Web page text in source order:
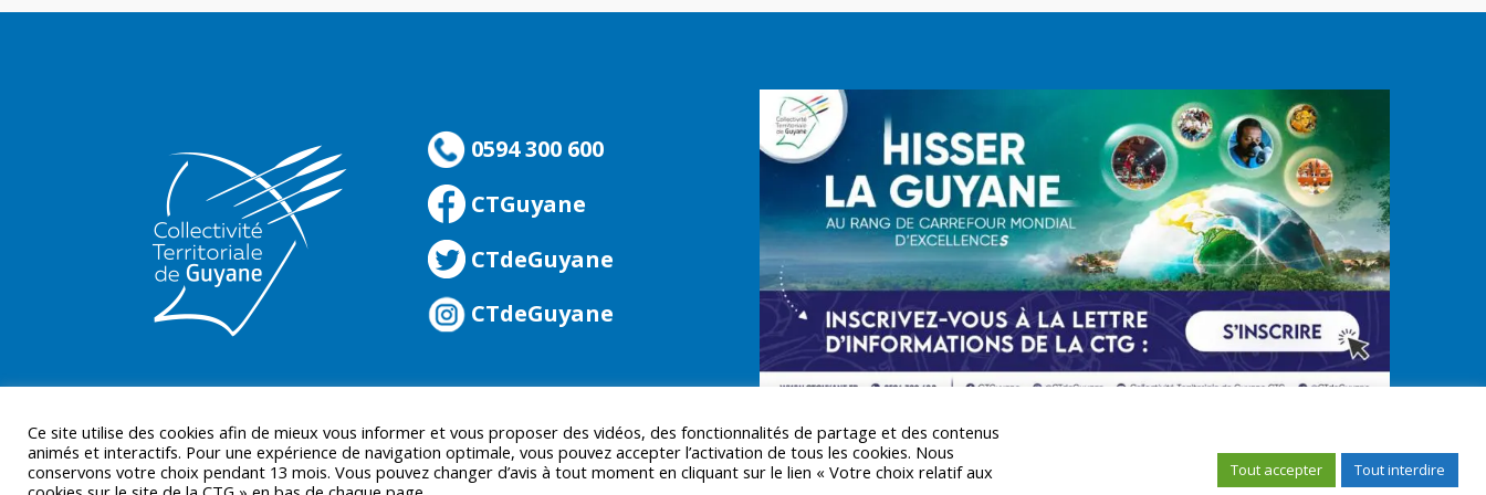
0594 300 600
CTGuyane
CTdeGuyane
CTdeGuyane
Ce site utilise des cookies afin de mieux vous informer et vous proposer des vidéos, des fonctionnalités de partage et des contenus
animés et interactifs. Pour une expérience de navigation optimale, vous pouvez accepter l’activation de tous les cookies. Nous
conservons votre choix pendant 13 mois. Vous pouvez changer d’avis à tout moment en cliquant sur le lien « Votre choix relatif aux
Tout accepter Tout interdire